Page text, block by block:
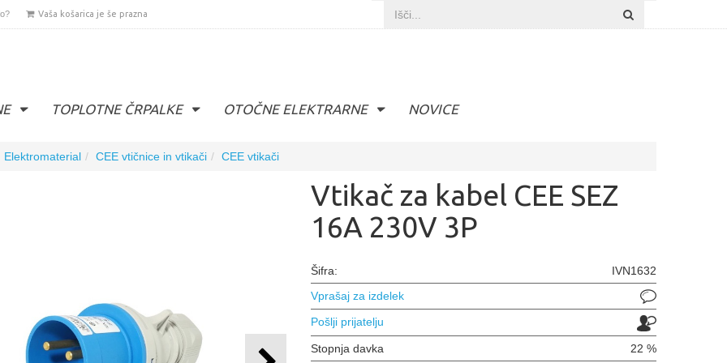
Vaša košarica je še prazna
TOPLOTNE ČRPALKE OTOČNE ELEKTRARNE NOVICE
Elektromaterial CEE vtičnice in vtikači CEE vtikači
Vtikač za kabel CEE SEZ
16A 230V 3P
Šifra:
IVN1632
Vprašaj za izdelek
Pošlji prijatelju
Stopnja davka 22 %